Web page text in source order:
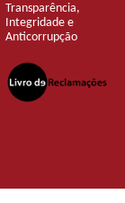
Transparência,
Integridade e
Anticorrupção